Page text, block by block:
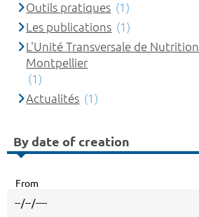
Outils pratiques (1)
Les publications (1)
L'Unité Transversale de
Montpellier
(1)
Actualités (1)
By date of creation
From